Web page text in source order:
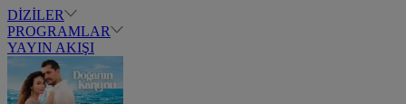
DİZİLER
PROGRAMLAR
YAYIN AKIŞI